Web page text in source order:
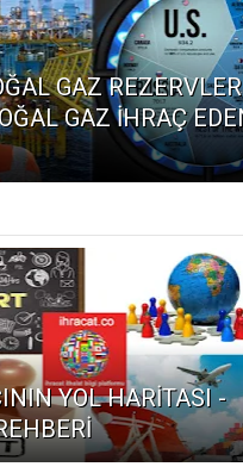
GAZ
GAZ İHRAÇ
YOL HARİTASI -